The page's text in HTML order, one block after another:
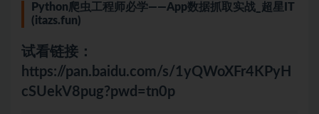
Python爬虫工程师必学——App数据抓取实战_超星IT
(itazs.fun)
试看链接：
https://pan.baidu.com/s/1yQWoXFr4KPyH
cSUekV8pug?pwd=tn0p